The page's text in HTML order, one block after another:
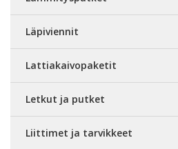
Läpiviennit
Lattiakaivopaketit
Letkut ja putket
Liittimet ja tarvikkeet